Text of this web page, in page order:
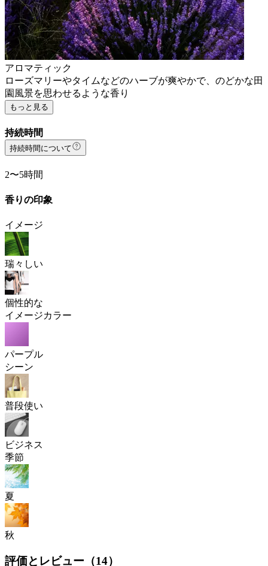
アロマティック
ローズマリーやタイムなどのハーブが爽やかで、のどかな田
園風景を思わせるような香り
もっと見る
持続時間
持続時間について
2〜5時間
香りの印象
イメージ
瑞々しい
個性的な
イメージカラー
パープル
シーン
普段使い
ビジネス
季節
夏
秋
評価とレビュー（14）